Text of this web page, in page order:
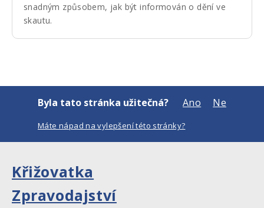
snadným způsobem, jak být informován o dění ve
skautu.
Byla tato stránka užitečná? Ano Ne
Máte nápad na vylepšení této stránky?
Křižovatka
Zpravodajství